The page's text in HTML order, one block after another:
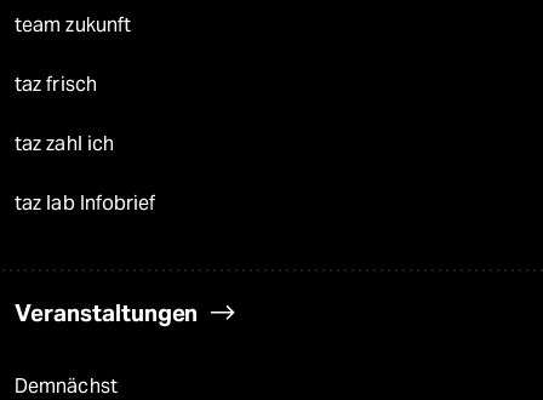
team zukunft
taz frisch
taz zahl ich
taz lab Infobrief
Veranstaltungen
Demnächst